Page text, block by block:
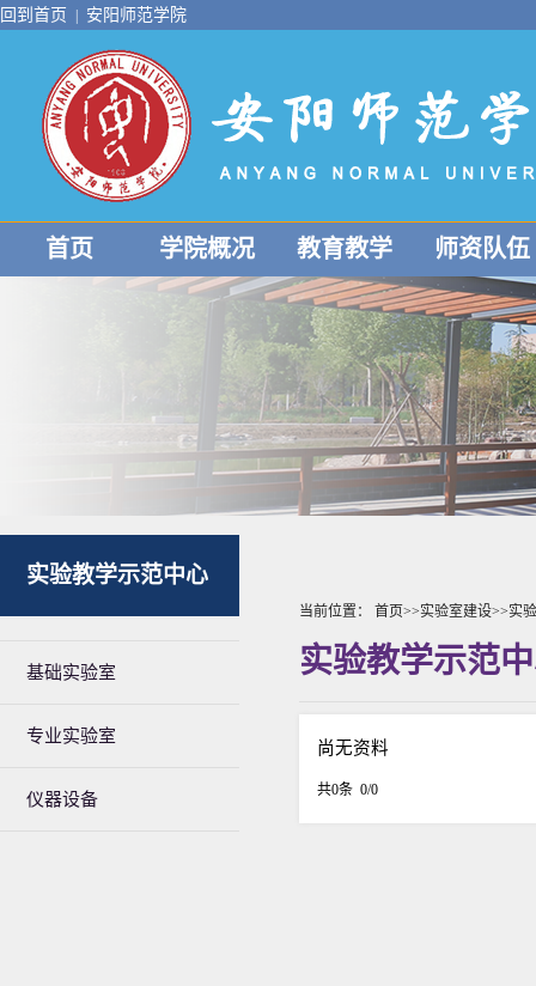
回到首页 安阳师范学院
首页 学院概况 教育教学 师资队伍
实验教学示范中心
基础实验室
专业实验室
仪器设备
当前位置： 首页>>实验室建设>>实
实验教学示范
尚无资料
共0条 0/0